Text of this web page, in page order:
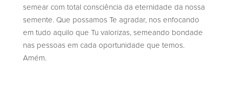
semear com total consciência da eternidade da nossa
semente. Que possamos Te agradar, nos enfocando
em tudo aquilo que Tu valorizas, semeando bondade
nas pessoas em cada oportunidade que temos.
Amém.